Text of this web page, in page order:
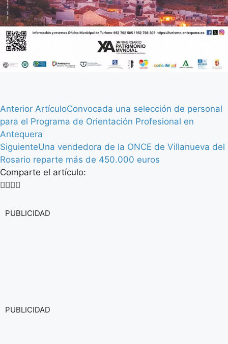
Anterior ArtículoConvocada una selección de personal
para el Programa de Orientación Profesional en
Antequera
SiguienteUna vendedora de la ONCE de Villanueva del
Rosario reparte más de 450.000 euros
Comparte el artículo:
PUBLICIDAD
PUBLICIDAD